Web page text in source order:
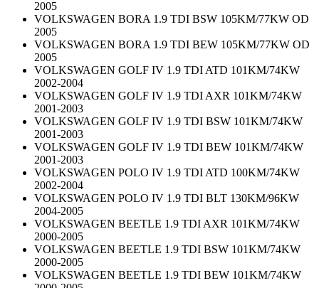
2005
VOLKSWAGEN BORA 1.9 TDI BSW 105KM/77KW OD
2005
VOLKSWAGEN BORA 1.9 TDI BEW 105KM/77KW OD
2005
VOLKSWAGEN GOLF IV 1.9 TDI ATD 101KM/74KW
2002-2004
VOLKSWAGEN GOLF IV 1.9 TDI AXR 101KM/74KW
2001-2003
VOLKSWAGEN GOLF IV 1.9 TDI BSW 101KM/74KW
2001-2003
VOLKSWAGEN GOLF IV 1.9 TDI BEW 101KM/74KW
2001-2003
VOLKSWAGEN POLO IV 1.9 TDI ATD 100KM/74KW
2002-2004
VOLKSWAGEN POLO IV 1.9 TDI BLT 130KM/96KW
2004-2005
VOLKSWAGEN BEETLE 1.9 TDI AXR 101KM/74KW
2000-2005
VOLKSWAGEN BEETLE 1.9 TDI BSW 101KM/74KW
2000-2005
VOLKSWAGEN BEETLE 1.9 TDI BEW 101KM/74KW